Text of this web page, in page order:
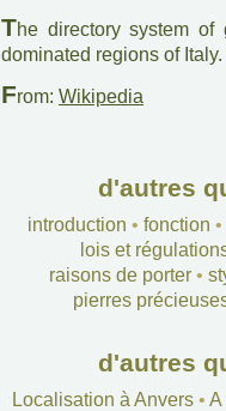
The directory system
dominated regions of Italy.
From: Wikipedia
d'autres
introduction • fonction •
lois et
raisons de porter•
pierres
d'autres
Localisation à Anvers• A